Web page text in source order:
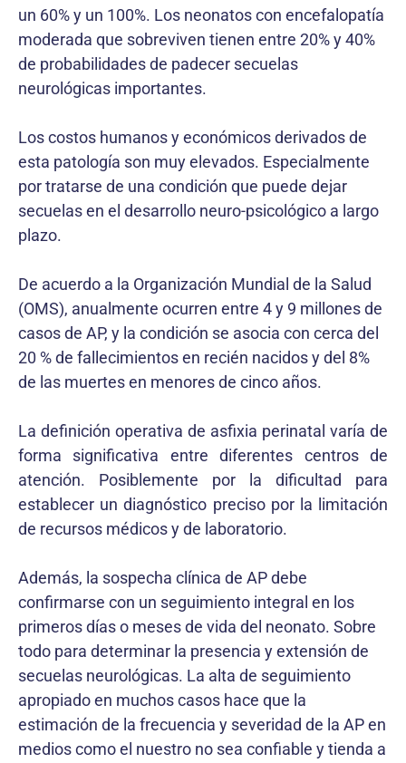
un 60% y un 100%. Los neonatos con encefalopatía
moderada que sobreviven tienen entre 20% y 40%
de probabilidades de padecer secuelas
neurológicas importantes.
Los costos humanos y económicos derivados de
esta patología son muy elevados. Especialmente
por tratarse de una condición que puede dejar
secuelas en el desarrollo neuro-psicológico a largo
plazo.
De acuerdo a la Organización Mundial de la Salud
(OMS), anualmente ocurren entre 4 y 9 millones de
casos de AP, y la condición se asocia con cerca del
20 % de fallecimientos en recién nacidos y del 8%
de las muertes en menores de cinco años.
La definición operativa de asfixia perinatal varía de
forma significativa entre diferentes centros de
atención. Posiblemente por la dificultad para
establecer un diagnóstico preciso por la limitación
de recursos médicos y de laboratorio.
Además, la sospecha clínica de AP debe
confirmarse con un seguimiento integral en los
primeros días o meses de vida del neonato. Sobre
todo para determinar la presencia y extensión de
secuelas neurológicas. La alta de seguimiento
apropiado en muchos casos hace que la
estimación de la frecuencia y severidad de la AP en
medios como el nuestro no sea confiable y tienda a